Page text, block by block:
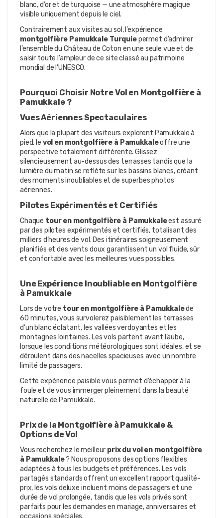
blanc, d’or et de turquoise — une atmosphère magique
visible uniquement depuis le ciel.
montgolfière Pamukkale Turquie permet d’admirer
l’ensemble du Château de Coton en une seule vue et de
saisir toute l’ampleur de ce site classé au patrimoine
mondial de l’UNESCO.
Pourquoi Choisir Notre Vol en Montgolfière à
Pamukkale ?
Vues Aériennes Spectaculaires
Alors que la plupart des visiteurs explorent Pamukkale à
pied, le vol en montgolfière à Pamukkale offre une
perspective totalement différente. Glissez
silencieusement au-dessus des terrasses tandis que la
lumière du matin se reflète sur les bassins blancs, créant
des moments inoubliables et de superbes photos
aériennes.
Pilotes Expérimentés et Certifiés
Chaque tour en montgolfière à Pamukkale est assuré
par des pilotes expérimentés et certifiés, totalisant des
milliers d’heures de vol. Des itinéraires soigneusement
planifiés et des vents doux garantissent un vol fluide, sûr
et confortable avec les meilleures vues possibles.
Une Expérience Inoubliable en Montgolfière
à Pamukkale
Lors de votre tour en montgolfière à Pamukkale de
60 minutes, vous survolerez paisiblement les terrasses
d’un blanc éclatant, les vallées verdoyantes et les
montagnes lointaines. Les vols partent avant l’aube,
lorsque les conditions météorologiques sont idéales, et se
déroulent dans des nacelles spacieuses avec un nombre
limité de passagers.
Cette expérience paisible vous permet d’échapper à la
foule et de vous immerger pleinement dans la beauté
naturelle de Pamukkale.
Prix de la Montgolfière à Pamukkale &
Options de Vol
Vous recherchez le meilleur prix du vol en montgolfière
à Pamukkale ? Nous proposons des options flexibles
adaptées à tous les budgets et préférences. Les vols
partagés standards offrent un excellent rapport qualité-
prix, les vols deluxe incluent moins de passagers et une
durée de vol prolongée, tandis que les vols privés sont
parfaits pour les demandes en mariage, anniversaires et
occasions spéciales.